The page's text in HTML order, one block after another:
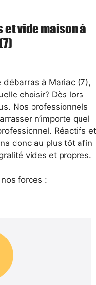
et vide maison à
débarras à Mariac (7),
choisir? Dès lors
Nos professionnels
n’importe quel
Réactifs et
donc au plus tôt afin
vides et propres.
forces :